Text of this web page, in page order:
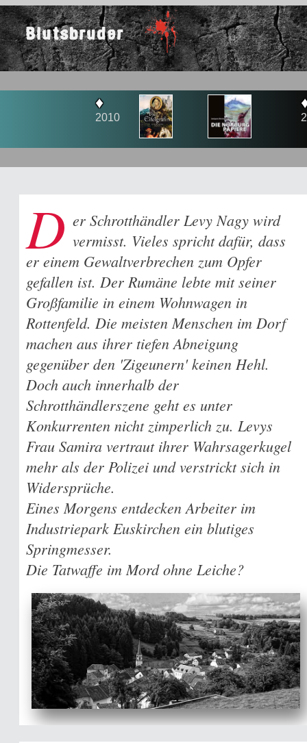
Blutsbruder
2011
D er Schrotthändler Levy Nagy wird
vermisst. Vieles spricht dafür, dass
er einem Gewaltverbrechen zum Opfer
gefallen ist. Der Rumäne lebte mit seiner
Großfamilie in einem Wohnwagen in
Rottenfeld. Die meisten Menschen im Dorf
machen aus ihrer tiefen Abneigung
gegenüber den 'Zigeunern' keinen Hehl.
Doch auch innerhalb der
Schrotthändlerszene geht es unter
Konkurrenten nicht zimperlich zu. Levys
Frau Samira vertraut ihrer Wahrsagerkugel
mehr als der Polizei und verstrickt sich in
Widersprüche.
Eines Morgens entdecken Arbeiter im
Industriepark Euskirchen ein blutiges
Springmesser.
Die Tatwaffe im Mord ohne Leiche?